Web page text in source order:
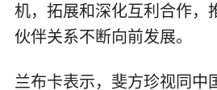
机，拓展和深化互利合作，
伙伴关系不断向前发展。
兰布卡表示，斐方珍视同中